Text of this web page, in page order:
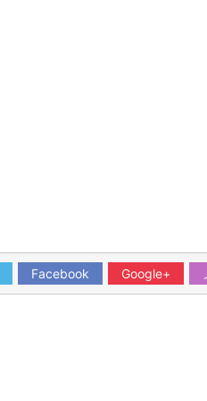
Facebook Google+